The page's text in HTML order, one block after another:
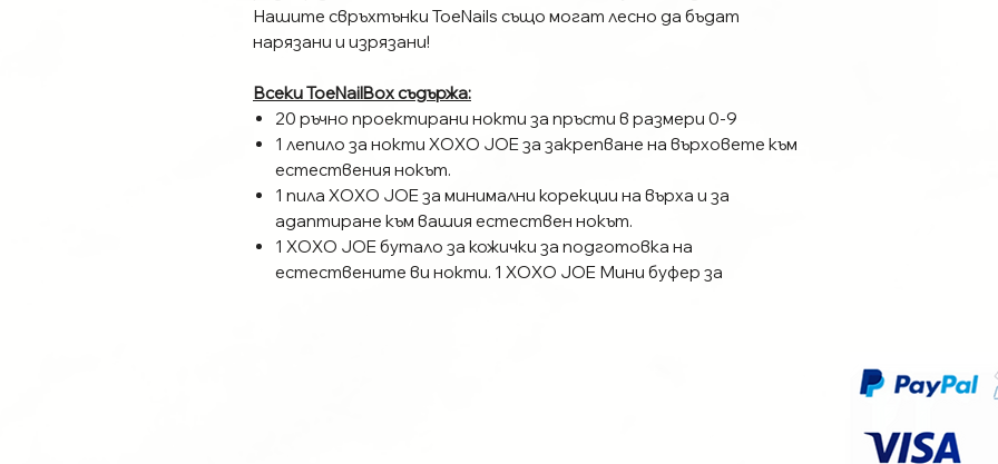
Нашите свръхтънки ToeNails също могат лесно да бъдат
нарязани и изрязани!
Всеки ToeNailBox съдържа:
20 ръчно проектирани нокти за пръсти в размери 0-9
1 лепило за нокти XOXO JOE за закрепване на върховете към
естествения нокът.
1 пила XOXO JOE за минимални корекции на върха и за
адаптиране към вашия естествен нокът.
1 XOXO JOE бутало за кожички за подготовка на
естествените ви нокти. 1 XOXO JOE Мини буфер за